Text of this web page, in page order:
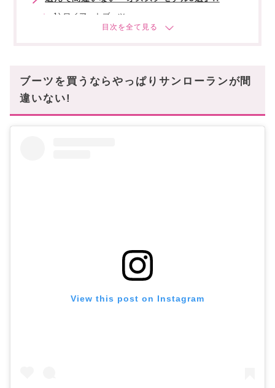
1) ワイアットブーツ
2)エディ30 チェルシーブーツ
〜まとめ〜
ブーツを買うならやっぱりサンローランが間
違いない!
View this post on Instagram